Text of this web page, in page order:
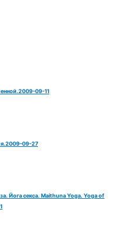
09-11
09-27
Йога секса. Maithuna Yoga. Yoga of